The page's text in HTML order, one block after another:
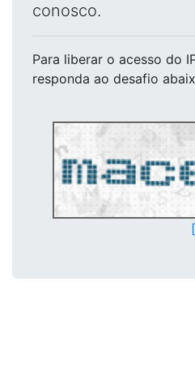
conosco.
Para liberar o acesso do
responda ao desafio